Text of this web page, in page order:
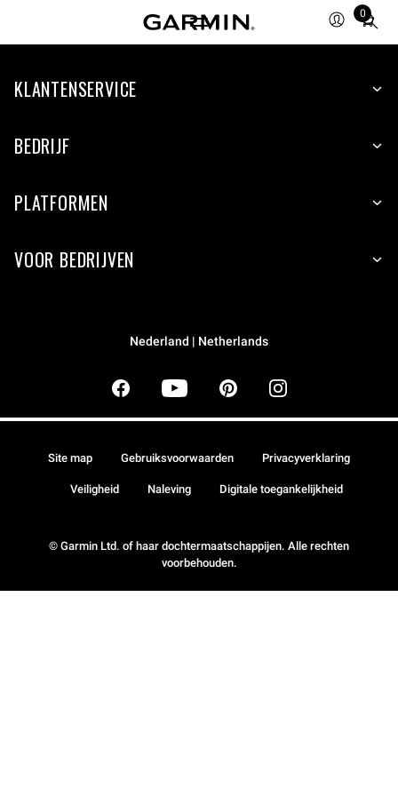
0
Total
items
cart:
KLANTENSERVICE
BEDRIJF
PLATFORMEN
VOOR BEDRIJVEN
Nederland | Netherlands
© Garmin Ltd. of haar dochtermaatschappijen. Alle rechten
voorbehouden.
Site map Gebruiksvoorwaarden Privacyverklaring
Veiligheid Naleving Digitale toegankelijkheid